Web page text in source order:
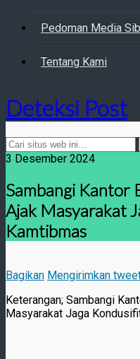
Pedoman Media
Tentang Kami
Deteksi Post
3 Desember 2024
Sambangi Kantor
Ajak Masyarakat
Kamtibmas
Bagikan Mengirimkan
Keterangan; Sambangi
Masyarakat Jaga